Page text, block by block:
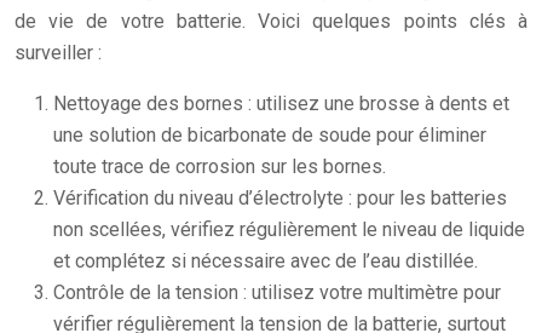
de vie de votre batterie. Voici quelques points clés à
surveiller :
Nettoyage des bornes : utilisez une brosse à dents et
une solution de bicarbonate de soude pour éliminer
toute trace de corrosion sur les bornes.
Vérification du niveau d’électrolyte : pour les batteries
non scellées, vérifiez régulièrement le niveau de liquide
et complétez si nécessaire avec de l’eau distillée.
Contrôle de la tension : utilisez votre multimètre pour
vérifier régulièrement la tension de la batterie, surtout